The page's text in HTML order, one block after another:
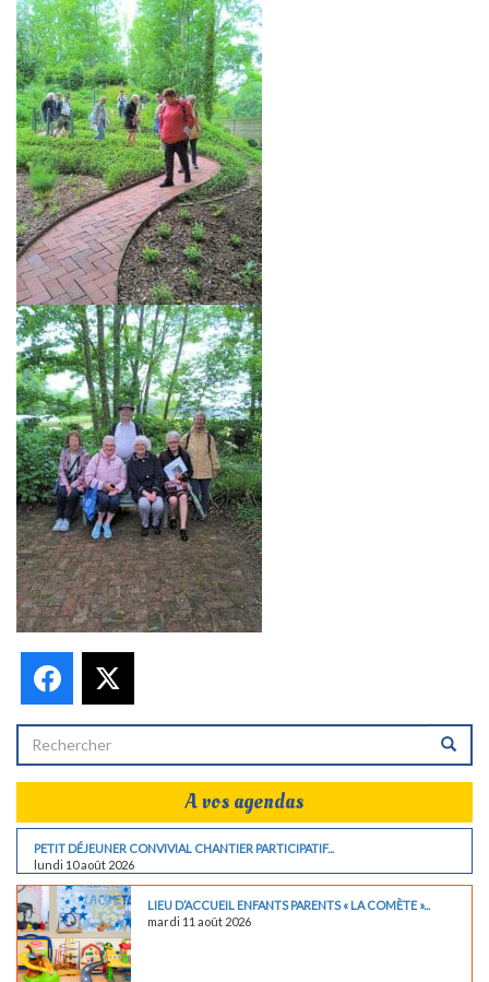
Facebook
A vos agendas
PETIT DÉJEUNER CONVIVIAL CHANTIER PARTICIPATIF...
lundi 10 août 2026
LIEU D’ACCUEIL ENFANTS PARENTS « LA COMÈTE »...
mardi 11 août 2026